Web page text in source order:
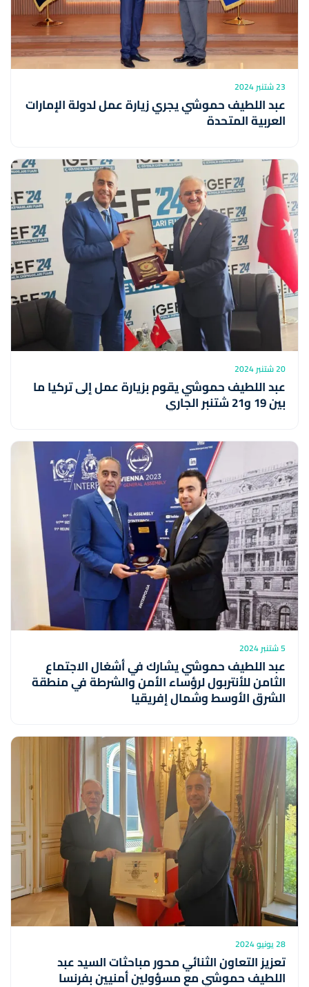
23 شتنبر 2024
عبد اللطيف حموشي يجري زيارة عمل لدولة الإمارات
العربية المتحدة
20 شتنبر 2024
عبد اللطيف حموشي يقوم بزيارة عمل إلى تركيا ما
بين 19 و21 شتنبر الجاري
5 شتنبر 2024
عبد اللطيف حموشي يشارك في أشغال الاجتماع
الثامن للأنتربول لرؤساء الأمن والشرطة في منطقة
الشرق الأوسط وشمال إفريقيا
28 يونيو 2024
تعزيز التعاون الثنائي محور مباحثات السيد عبد
اللطيف حموشي مع مسؤولين أمنيين بفرنسا